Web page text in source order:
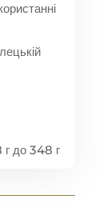
до 348 г